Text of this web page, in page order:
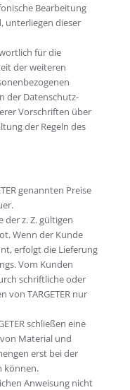
Bearbeitung
unterliegen dieser
für die
der weiteren
der Datenschutz-
Vorschriften über
der Regeln des
genannten Preise
der z. Z. gültigen
Wenn der Kunde
erfolgt die Lieferung
Vom Kunden
schriftliche oder
TARGETER nur
schließen eine
Material und
erst bei der
können.
Anweisung nicht